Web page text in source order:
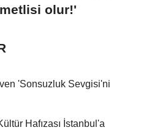
olur!'
'Sonsuzluk Sevgisi'ni
Hafızası İstanbul'a